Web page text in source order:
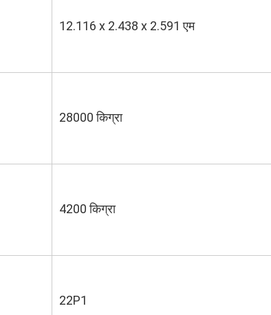
12.116 x 2.438 x 2.591 एम
28000 किग्रा
4200 किग्रा
22P1